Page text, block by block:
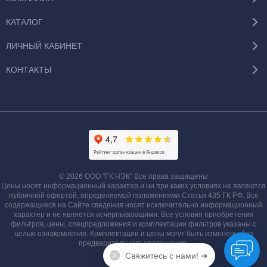
КАТАЛОГ
ЛИЧНЫЙ КАБИНЕТ
КОНТАКТЫ
© 2026 ООО "ГК НЭК" Все права защищены
Цены носят информационный характер и ни при каких условиях не являются
публичной офертой, определяемой положениями Статьи 435 ГК РФ. Все
содержащиеся на Сайте сведения носят исключительно информационный
характер и не является исчерпывающими. Все условия приобретения
фильтров, цены, спецпредложения и комплектации фильтров указаны с
целью ознакомления. Комплектации и цены могут быть изменены без
предварительного оповещения.
Свяжитесь с нами! ➜